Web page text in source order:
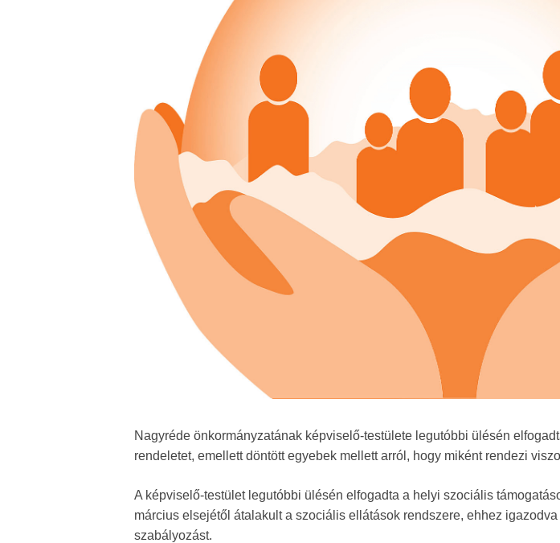
Nagyréde önkormányzatának képviselő-testülete legutóbbi ülésén
rendeletet, emellett döntött egyebek mellett arról, hogy miként rendezi
A képviselő-testület legutóbbi ülésén elfogadta a helyi szociális
március elsejétől átalakult a szociális ellátások rendszere, ehhez
szabályozást.